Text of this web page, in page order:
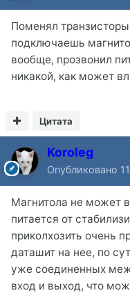
Поменял
подключаешь
вообще, прозвонил
никакой, как может
Цитата
Koroleg
Опубликовано
Магнитола не может
питается от
приколхозить очень
даташит на нее, по
уже соединенных
вход и выход, что